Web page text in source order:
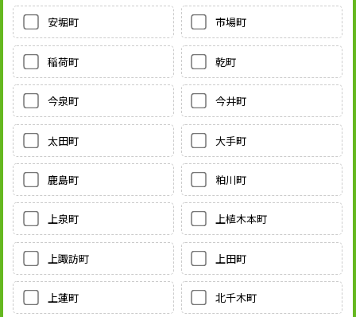
安堀町 市場町
稲荷町 乾町
今泉町 今井町
太田町 大手町
鹿島町 粕川町
上泉町 上植木本町
上諏訪町 上田町
上蓮町 北千木町